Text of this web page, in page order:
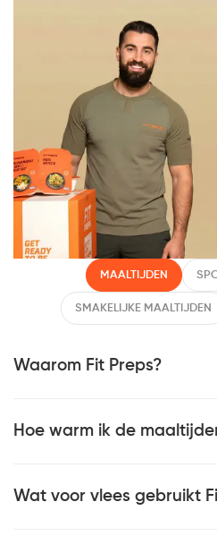
MAALTIJDEN
SMAKELIJKE MAALTIJDEN
Waarom Fit Preps?
Hoe warm ik de
Wat voor vlees gebruikt